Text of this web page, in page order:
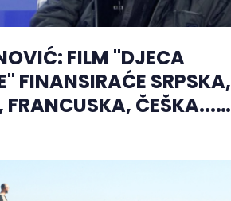
FILM "DJECA
FINANSIRAĆE SRPSKA,
FRANCUSKA, ČEŠKA...